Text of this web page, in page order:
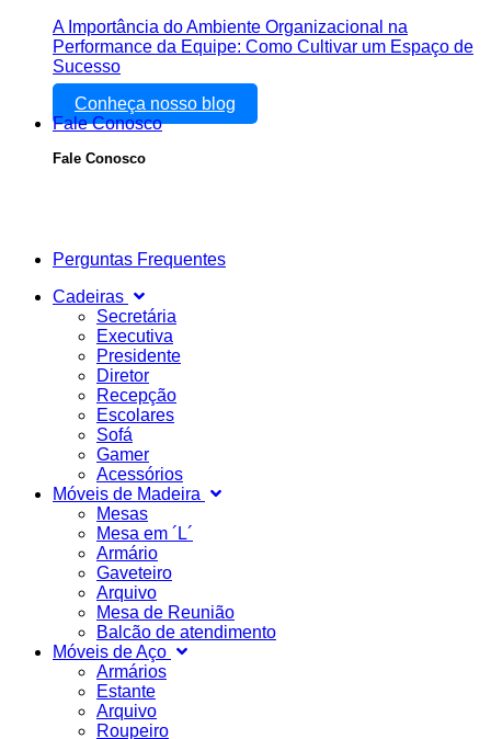
A Importância do Ambiente Organizacional na
Performance da Equipe: Como Cultivar um Espaço de
Sucesso
Conheça nosso blog
Fale Conosco
Fale Conosco
Perguntas Frequentes
Cadeiras
Secretária
Executiva
Presidente
Diretor
Recepção
Escolares
Sofá
Gamer
Acessórios
Móveis de Madeira
Mesas
Mesa em ´L´
Armário
Gaveteiro
Arquivo
Mesa de Reunião
Balcão de atendimento
Móveis de Aço
Armários
Estante
Arquivo
Roupeiro